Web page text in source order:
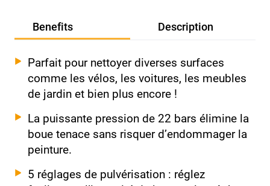
Benefits Description
Parfait pour nettoyer diverses surfaces
comme les vélos, les voitures, les meubles
de jardin et bien plus encore !
La puissante pression de 22 bars élimine la
boue tenace sans risquer d’endommager la
peinture.
5 réglages de pulvérisation : réglez